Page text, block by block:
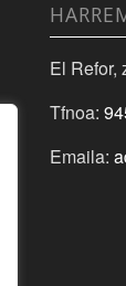
El Refor,
Tfnoa:
Emaila: